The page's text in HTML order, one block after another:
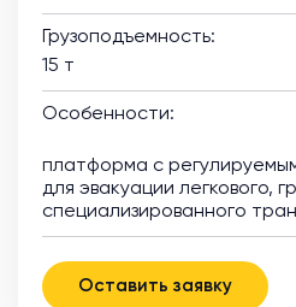
Грузоподъемность:
15 т
Особенности:
платформа с
для эвакуации легкового,
специализированного
Оставить заявку